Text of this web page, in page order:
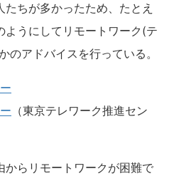
ちが多かったため、たとえ
ようにしてリモートワーク(テ
のアドバイスを行っている。
（東京テレワーク推進セン
からリモートワークが困難で